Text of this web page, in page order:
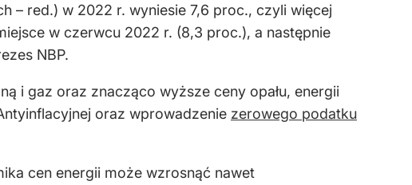
– red.) w 2022 r. wyniesie 7,6 proc., czyli więcej
w czerwcu 2022 r. (8,3 proc.), a następnie
NBP.
i gaz oraz znacząco wyższe ceny opału, energii
oraz wprowadzenie zerowego podatku
cen energii może wzrosnąć nawet